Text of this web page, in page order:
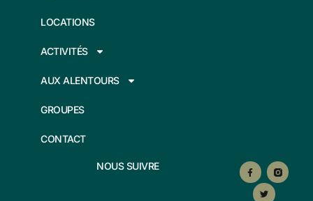
LOCATIONS
ACTIVITÉS
AUX ALENTOURS
GROUPES
CONTACT
NOUS SUIVRE
F
a
c
e
b
T
w
i
t
t